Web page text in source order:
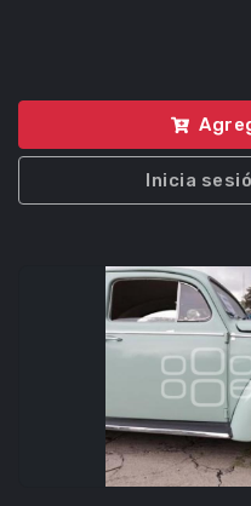
Inicia